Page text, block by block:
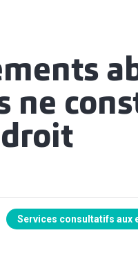
ne
droit
Services consultatifs aux